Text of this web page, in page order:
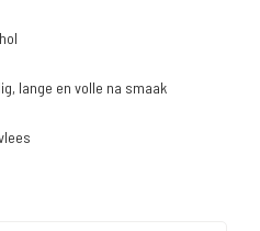
lange en volle na smaak